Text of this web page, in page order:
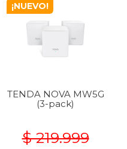
¡NUEVO!
TENDA NOVA MW5G
(3-pack)
$ 219.999